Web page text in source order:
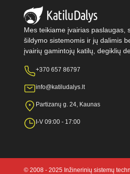
Mes teikiame įvairias paslaugas,
šildymo sistemomis ir jų dalimis
įvairių gamintojų katilų, degiklių
+370 657 86797
info@katiludalys.lt
Partizanų g. 24, Kaunas
I-V 09:00 - 17:00
© 2008 - 2025 Inžinerinių sistemų